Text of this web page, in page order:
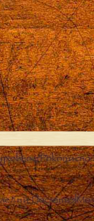
Ръкописно
Послания